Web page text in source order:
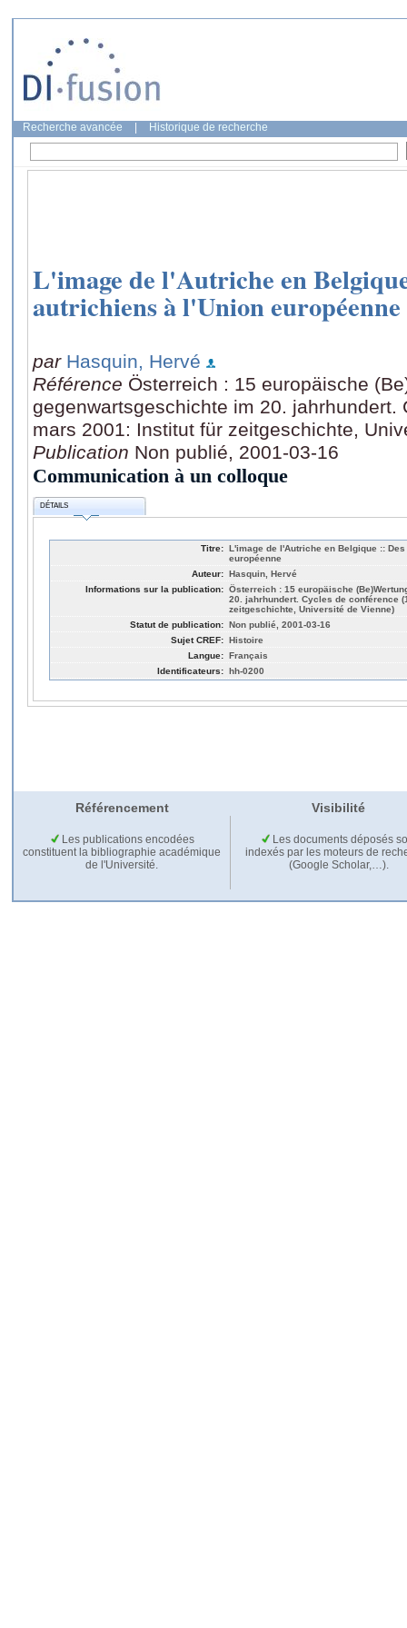
Recherche avancée Historique de recherche
L'image de l'Autriche en
autrichiens à l'Union européenne
par Hasquin, Hervé
Référence Österreich : 15 europäische
gegenwartsgeschichte im 20. jahrhundert.
mars 2001: Institut für zeitgeschichte,
Publication Non publié, 2001-03-16
Communication à un colloque
DÉTAILS
Titre: L'image de l'Autriche en Belgique ::
européenne
Auteur: Hasquin, Hervé
Informations sur la publication: Österreich : 15 europäische
20. jahrhundert. Cycles de conférence
zeitgeschichte, Université de Vienne)
Statut de publication: Non publié, 2001-03-16
Sujet CREF: Histoire
Langue: Français
Identificateurs: hh-0200
Référencement Visibilité
Les publications encodées
constituent la bibliographie académique
de l'Université.
Les documents déposés
indexés par les moteurs de
(Google Scholar,…).